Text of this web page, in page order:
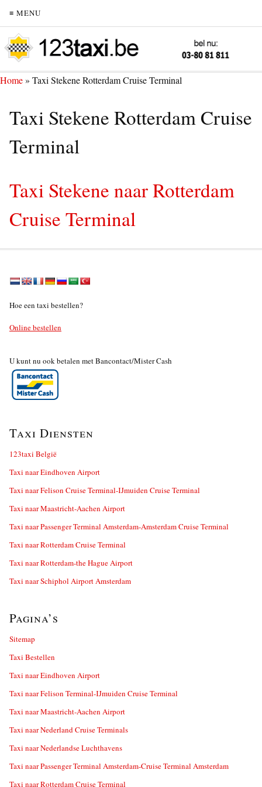
≡ MENU
Home» Taxi Stekene Rotterdam Cruise Terminal
Taxi Stekene Rotterdam Cruise
Terminal
Taxi Stekene naar Rotterdam
Cruise Terminal
Hoe een taxi bestellen?
Online bestellen
U kunt nu ook betalen met Bancontact/Mister Cash
Taxi Diensten
123taxi België
Taxi naar Eindhoven Airport
Taxi naar Felison Cruise Terminal-IJmuiden Cruise Terminal
Taxi naar Maastricht-Aachen Airport
Taxi naar Passenger Terminal Amsterdam-Amsterdam Cruise Terminal
Taxi naar Rotterdam Cruise Terminal
Taxi naar Rotterdam-the Hague Airport
Taxi naar Schiphol Airport Amsterdam
Pagina’s
Sitemap
Taxi Bestellen
Taxi naar Eindhoven Airport
Taxi naar Felison Terminal-IJmuiden Cruise Terminal
Taxi naar Maastricht-Aachen Airport
Taxi naar Nederland Cruise Terminals
Taxi naar Nederlandse Luchthavens
Taxi naar Passenger Terminal Amsterdam-Cruise Terminal Amsterdam
Taxi naar Rotterdam Cruise Terminal